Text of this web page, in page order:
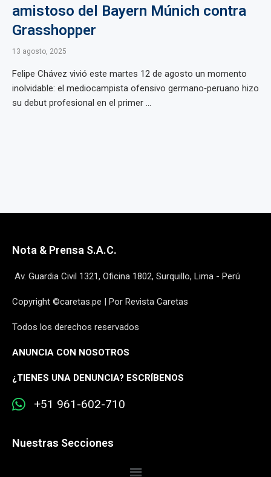
amistoso del Bayern Múnich contra
Grasshopper
13 agosto, 2025
Felipe Chávez vivió este martes 12 de agosto un momento
inolvidable: el mediocampista ofensivo germano‑peruano hizo
su debut profesional en el primer ...
Nota & Prensa S.A.C.
Av. Guardia Civil 1321, Oficina 1802, Surquillo, Lima - Perú
Copyright ©caretas.pe | Por Revista Caretas
Todos los derechos reservados
ANUNCIA CON NOSOTROS
¿TIENES UNA DENUNCIA? ESCRÍBENOS
+51 961-602-710
Nuestras Secciones